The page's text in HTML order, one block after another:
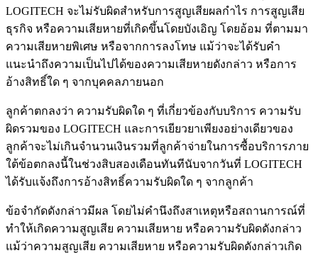
LOGITECH จะไม่รับผิดสำหรับการสูญเสียผลกำไร การสูญเสีย
ธุรกิจ หรือความเสียหายที่เกิดขึ้นโดยบังเอิญ โดยอ้อม ที่ตามมา
ความเสียหายพิเศษ หรือจากการลงโทษ แม้ว่าจะได้รับคำ
แนะนำถึงความเป็นไปได้ของความเสียหายดังกล่าว หรือการ
อ้างสิทธิ์ใด ๆ จากบุคคลภายนอก
ลูกค้าตกลงว่า ความรับผิดใด ๆ ที่เกี่ยวข้องกับบริการ ความรับ
ผิดรวมของ LOGITECH และการเยียวยาเพียงอย่างเดียวของ
ลูกค้าจะไม่เกินจำนวนเงินรวมที่ลูกค้าจ่ายในการซื้อบริการภาย
ใต้ข้อตกลงนี้ในช่วงสิบสองเดือนทันทีนับจากวันที่ LOGITECH
ได้รับแจ้งถึงการอ้างสิทธิ์ความรับผิดใด ๆ จากลูกค้า
ข้อจำกัดดังกล่าวมีผล โดยไม่คำนึงถึงสาเหตุหรือสถานการณ์ที่
ทำให้เกิดความสูญเสีย ความเสียหาย หรือความรับผิดดังกล่าว
แม้ว่าความสูญเสีย ความเสียหาย หรือความรับผิดดังกล่าวเกิด